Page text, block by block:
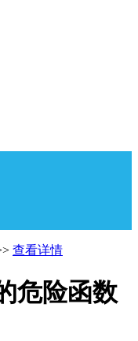
查看详情
危险函数